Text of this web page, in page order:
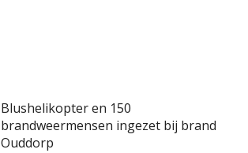
Blushelikopter en 150
brandweermensen ingezet bij brand
Ouddorp